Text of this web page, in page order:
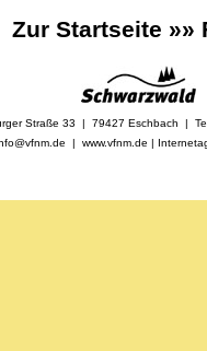
Zur Startseite »»
Straße 33 | 79427 Eschbach |
| www.vfnm.de |